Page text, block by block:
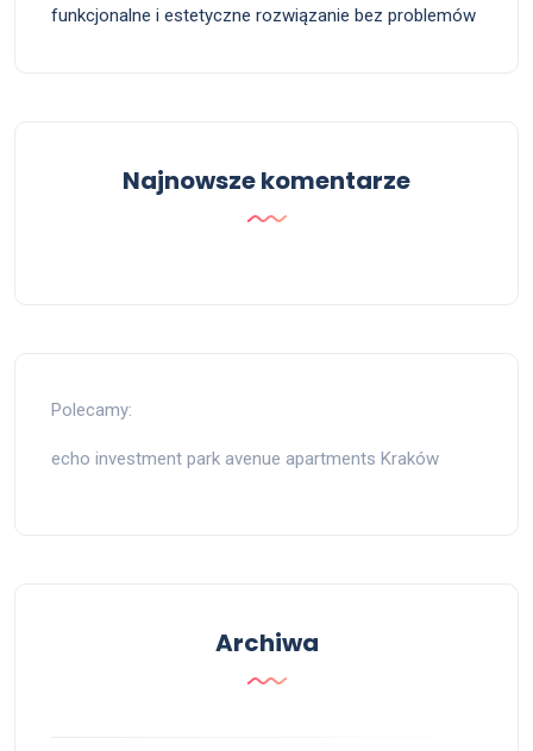
funkcjonalne i estetyczne rozwiązanie bez problemów
Najnowsze komentarze
Polecamy:
echo investment park avenue apartments Kraków
Archiwa